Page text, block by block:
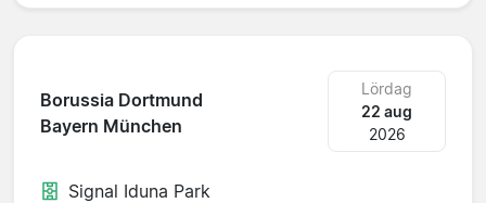
Borussia Dortmund
Bayern München
Lördag
22 aug
2026
Signal Iduna Park